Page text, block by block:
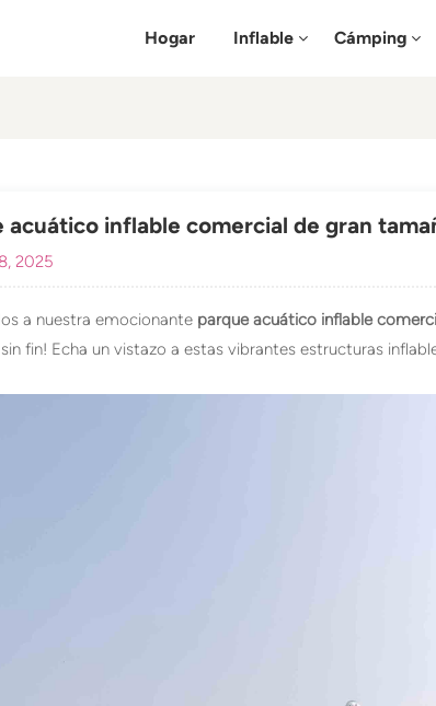
Hogar Inflable Cámping
acuático inflable comercial de gran
2025
a nuestra emocionante parque acuático inflable
fin! Echa un vistazo a estas vibrantes estructuras